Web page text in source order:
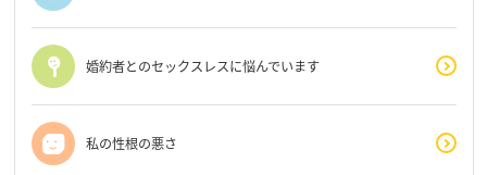
婚約者とのセックスレスに悩んでいます
私の性根の悪さ